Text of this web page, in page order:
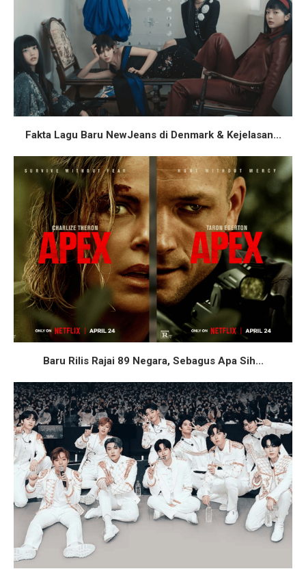
Fakta Lagu Baru NewJeans di Denmark & Kejelasan...
Baru Rilis Rajai 89 Negara, Sebagus Apa Sih...